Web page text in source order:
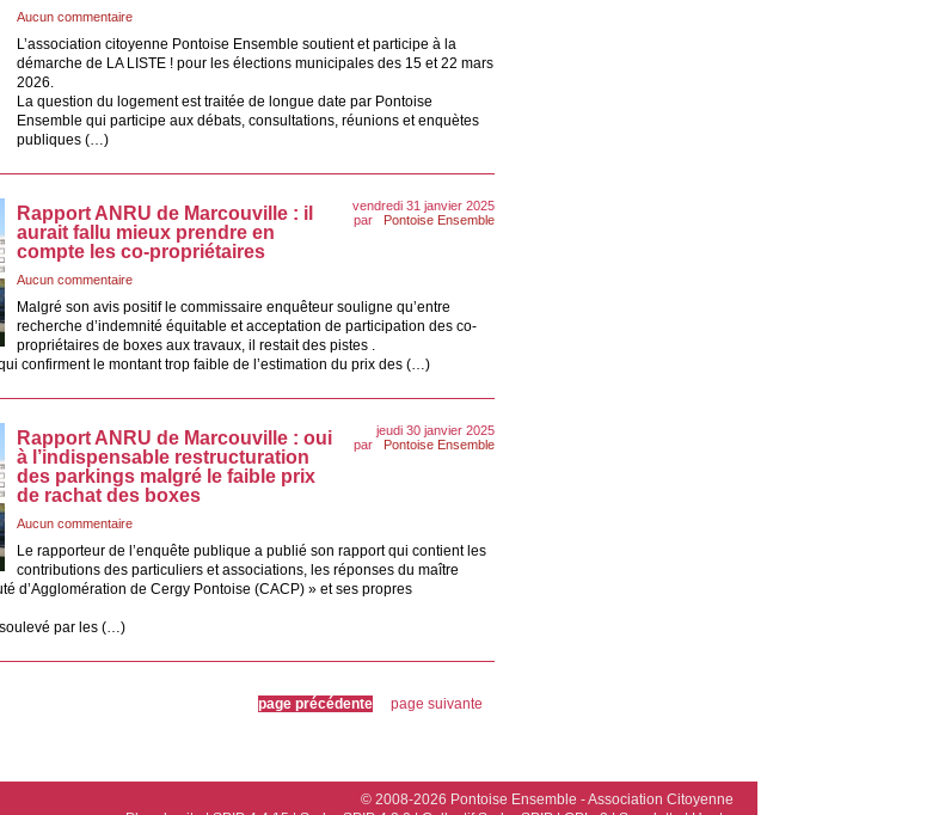
Aucun commentaire
L’association citoyenne Pontoise Ensemble soutient et participe à la
démarche de LA LISTE ! pour les élections municipales des 15 et 22 mars
2026.
La question du logement est traitée de longue date par Pontoise
Ensemble qui participe aux débats, consultations, réunions et enquètes
publiques (…)
vendredi 31 janvier 2025
par
Pontoise Ensemble
Rapport ANRU de Marcouville : il
aurait fallu mieux prendre en
compte les co-propriétaires
Aucun commentaire
Malgré son avis positif le commissaire enquêteur souligne qu’entre
recherche d’indemnité équitable et acceptation de participation des co-
propriétaires de boxes aux travaux, il restait des pistes .
confirment le montant trop faible de l’estimation du prix des (…)
jeudi 30 janvier 2025
par
Pontoise Ensemble
Rapport ANRU de Marcouville : oui
à l’indispensable restructuration
des parkings malgré le faible prix
de rachat des boxes
Aucun commentaire
Le rapporteur de l’enquête publique a publié son rapport qui contient les
contributions des particuliers et associations, les réponses du maître
d’Agglomération de Cergy Pontoise (CACP) » et ses propres
par les (…)
page précédente page suivante
© 2008-2026 Pontoise Ensemble - Association Citoyenne